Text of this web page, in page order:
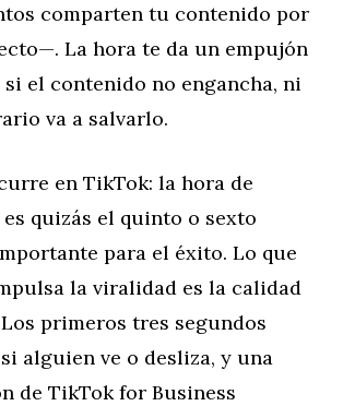
comparten tu contenido por
La hora te da un empujón
el contenido no engancha, ni
va a salvarlo.
en TikTok: la hora de
quizás el quinto o sexto
para el éxito. Lo que
la viralidad es la calidad
primeros tres segundos
alguien ve o desliza, y una
de TikTok for Business